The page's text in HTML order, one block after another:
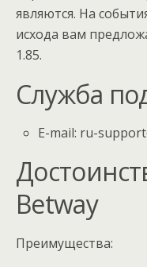
являются. На
исхода вам
1.85.
Служба
E-mail: ru-
Betway
Преимущества: